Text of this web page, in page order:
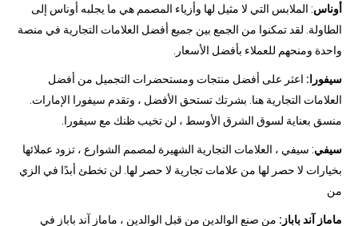
أوناس: الملابس التي لا مثيل لها وأزياء المصمم هي ما يجلبه أوناس إلى
الطاولة. لقد تمكنوا من الجمع بين جميع أفضل العلامات التجارية في منصة
واحدة ومنحهم للعملاء بأفضل الأسعار.
سيفورا: اعثر على أفضل منتجات ومستحضرات التجميل من أفضل
العلامات التجارية هنا. بشرتك تستحق الأفضل ، وتقدم سيفورا الإمارات.
منسق بعناية لسوق الشرق الأوسط ، لن تخيب ظنك مع سيفورا.
سيفي: سيفي ، العلامات التجارية الشهيرة لمصمم الشوارع ، تزود عملائها
بخيارات لا حصر لها من علامات تجارية لا حصر لها. لن تخطئ أبدًا في الزي
من
ماماز آند باباز: من صنع الوالدين من قبل الوالدين ، ماماز آند باباز في